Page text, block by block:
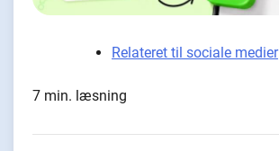
Relateret til sociale medier
7 min. læsning